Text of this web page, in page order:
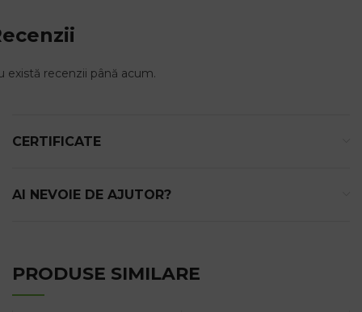
există recenzii până acum.
CERTIFICATE
AI NEVOIE DE AJUTOR?
PRODUSE SIMILARE